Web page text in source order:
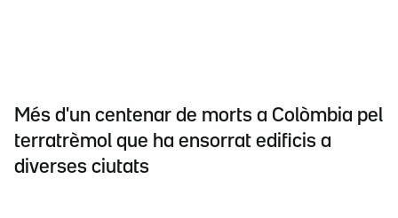
Més d'un centenar de morts a Colòmbia pel
terratrèmol que ha ensorrat edificis a
diverses ciutats